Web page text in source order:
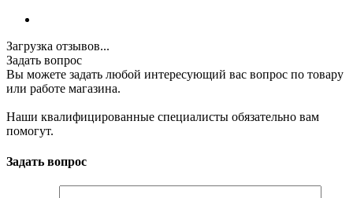
Загрузка отзывов...
Задать вопрос
Вы можете задать любой интересующий вас вопрос по товару
или работе магазина.
Наши квалифицированные специалисты обязательно вам
помогут.
Задать вопрос